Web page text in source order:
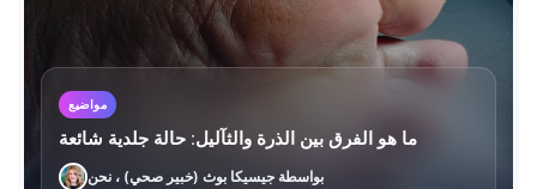
مواضيع
ما هو الفرق بين الذرة والثآليل: حالة جلدية شائعة
بواسطة جيسيكا بوث (خبير صحي) ، نحن